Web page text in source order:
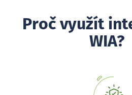
Proč využít
WIA?